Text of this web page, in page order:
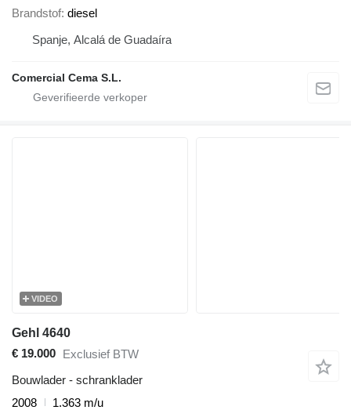
Brandstof diesel
Spanje, Alcalá de Guadaíra
Comercial Cema S.L.
VIDEO
Gehl 4640
€ 19.000 Exclusief BTW
Bouwlader - schranklader
2008
1.363 m/u